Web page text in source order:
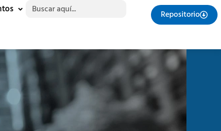
Buscar:
Repositorio